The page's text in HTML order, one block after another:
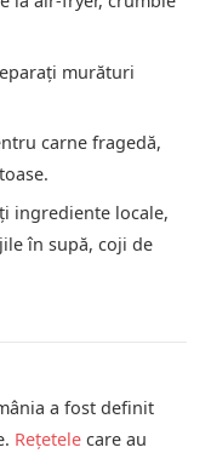
murături
carne fragedă,
ingrediente locale,
în supă, coji de
a fost definit
Rețetele care au